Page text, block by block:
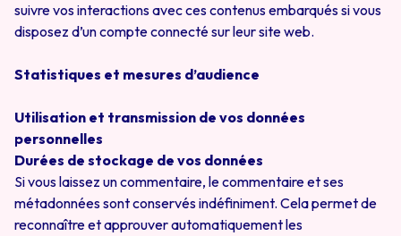
suivre vos interactions avec ces contenus embarqués si vous
disposez d’un compte connecté sur leur site web.
Statistiques et mesures d’audience
Utilisation et transmission de vos données
personnelles
Durées de stockage de vos données
Si vous laissez un commentaire, le commentaire et ses
métadonnées sont conservés indéfiniment. Cela permet de
reconnaître et approuver automatiquement les